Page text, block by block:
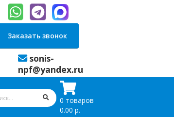
Заказать звонок
sonis-
npf@yandex.ru
0 товаров
0.00 р.